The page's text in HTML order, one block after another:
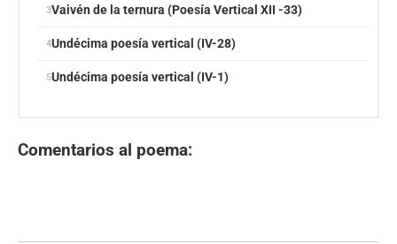
Vaivén de la ternura (Poesía Vertical XII -33)
Undécima poesía vertical (IV-28)
Undécima poesía vertical (IV-1)
Comentarios al poema: